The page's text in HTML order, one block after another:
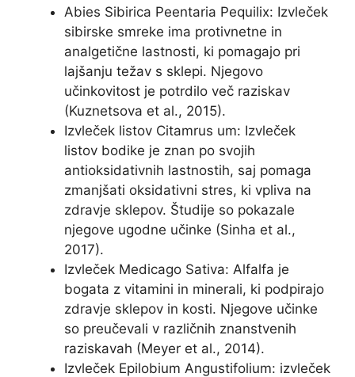
Abies Sibirica Peentaria Pequilix: Izvleček
sibirske smreke ima protivnetne in
analgetične lastnosti, ki pomagajo pri
lajšanju težav s sklepi. Njegovo
učinkovitost je potrdilo več raziskav
(Kuznetsova et al., 2015).
Izvleček listov Citamrus um: Izvleček
listov bodike je znan po svojih
antioksidativnih lastnostih, saj pomaga
zmanjšati oksidativni stres, ki vpliva na
zdravje sklepov. Študije so pokazale
njegove ugodne učinke (Sinha et al.,
2017).
Izvleček Medicago Sativa: Alfalfa je
bogata z vitamini in minerali, ki podpirajo
zdravje sklepov in kosti. Njegove učinke
so preučevali v različnih znanstvenih
raziskavah (Meyer et al., 2014).
Izvleček Epilobium Angustifolium: izvleček